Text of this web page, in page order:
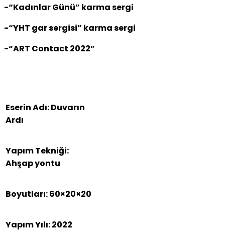
-“Kadınlar Günü” karma sergi
-“YHT gar sergisi” karma sergi
-“ART Contact 2022”
Eserin Adı: Duvarın
Ardı
Yapım Tekniği:
Ahşap yontu
Boyutları: 60×20×20
Yapım Yılı: 2022